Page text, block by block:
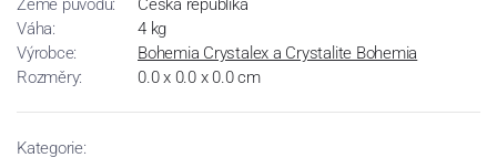
Země původu:
Česká republika
Váha:
4 kg
Výrobce:
Bohemia Crystalex a Crystalite Bohemia
Rozměry:
0.0 x 0.0 x 0.0 cm
Kategorie: